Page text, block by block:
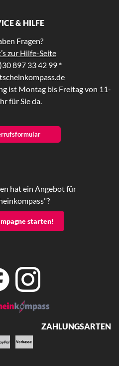
& HILFE
Fragen?
zur Hilfe-Seite
897 33 42 99 *
ist Montag bis Freitag von 11-
für Sie da.
hat ein Angebot für
starten!
ZAHLUNGSARTEN